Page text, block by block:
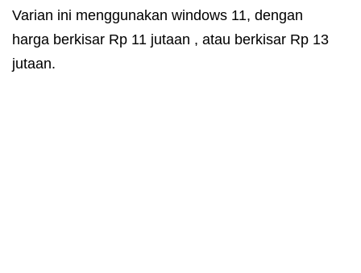
Varian ini menggunakan windows 11, dengan
harga berkisar Rp 11 jutaan , atau berkisar Rp 13
jutaan.